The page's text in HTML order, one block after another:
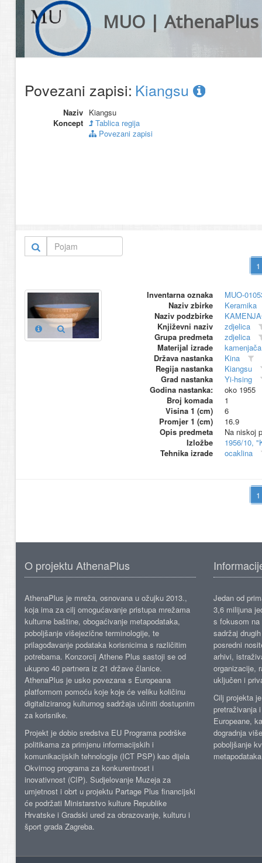
MUO | AthenaPlus
Povezani zapisi: Kiangsu
Naziv Kiangsu
Koncept
Tablica regija
Povezani zapisi
Inventarna oznaka
MUO-
Naziv zbirke
Keramika
Naziv podzbirke
Književni naziv
zdjelica
Grupa predmeta
zdjelica
Materijal izrade
kamenjača
Država nastanka
Kina
Regija nastanka
Kiangsu
Grad nastanka
Yi-hsing
Godina nastanka:
oko 1955
Broj komada
1
Visina 1 (cm)
6
Promjer 1 (cm)
16.9
Opis predmeta
Na niskoj
Izložbe
1956/10,
Tehnika izrade
ocaklina
O projektu AthenaPlus
AthenaPlus je mreža, osnovana u ožujku 2013.,
koja ima za cilj omogućavanje pristupa mrežama
kulturne baštine, obogaćivanje metapodataka,
poboljšanje višejezične terminologije, te
prilagođavanje podataka korisnicima s različitim
potrebama. Konzorcij Athene Plus sastoji se od
ukupno 40 partnera iz 21 države članice.
AthenaPlus je usko povezana s Europeana
platformom pomoću koje koje će veliku količinu
digitaliziranog kulturnog sadržaja učiniti dostupnim
za korisnike.
Projekt je dobio sredstva EU Programa podrške
politikama za primjenu informacijskih i
komunikacijskih tehnologije (ICT PSP) kao dijela
Okvirnog programa za konkurentnost i
inovativnost (CIP). Sudjelovanje Muzeja za
umjetnost i obrt u projektu Partage Plus financijski
će podržati Ministarstvo kulture Republike
Hrvatske i Gradski ured za obrazovanje, kulturu i
šport grada Zagreba.
Jedan od
3,6 milijuna
s fokusom
sadržaj
posredni
arhivi,
organizacije,
uključen i
Cilj projekta
pretraživanja
Europeane,
dogradnja
poboljšanje